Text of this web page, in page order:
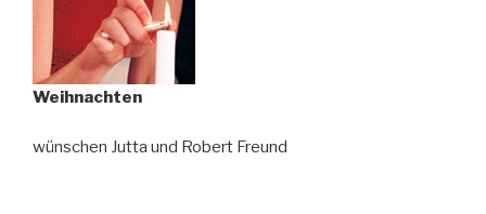
Weihnachten
wünschen Jutta und Robert Freund